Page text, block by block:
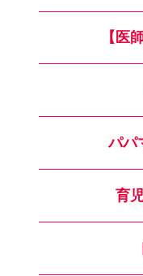
【医
パパ
育